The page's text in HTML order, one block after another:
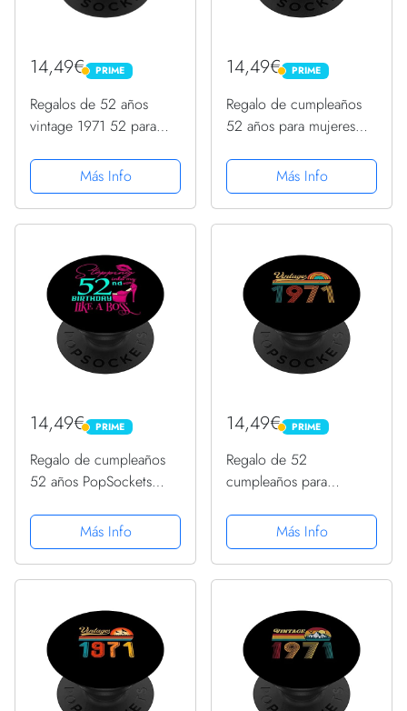
14,49€ PRIME
PRIME
Regalos de 52 años
vintage 1971 52 para
cumpleaños PopSockets
PopGrip Intercambiable
Más Info
14,49€ PRIME
PRIME
Regalo de cumpleaños
52 años para mujeres
PopSockets PopGrip
Intercambiable
Más Info
14,49€ PRIME
PRIME
Regalo de cumpleaños
52 años PopSockets
Más Info
14,49€ PRIME
PRIME
Regalo de 52
cumpleaños para
retro, vintage, 1971
PopSockets PopGrip
Intercambiable
Más Info